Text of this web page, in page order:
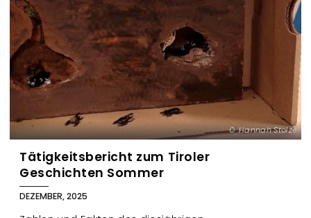
Hannah Stolze
Tätigkeitsbericht zum Tiroler
Geschichten Sommer
DEZEMBER, 2025